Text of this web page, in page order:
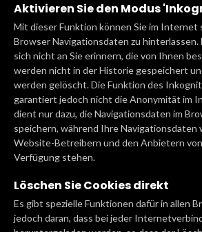
Aktivieren Sie den Modus
Mit dieser Funktion können Sie im Internet
Browser Navigationsdaten zu
sich nicht an Sie erinnern, die von Ihnen
werden nicht in der Historie gespeichert
werden gelöscht. Die Funktion des
garantiert jedoch nicht die Anonymität im
dient nur dazu, die Navigationsdaten im
speichern, während Ihre Navigationsdaten
Website-Betreibern und den Anbietern
Verfügung stehen.
Löschen Sie Cookies direkt
Es gibt spezielle Funktionen dafür in allen
jedoch daran, dass bei jeder